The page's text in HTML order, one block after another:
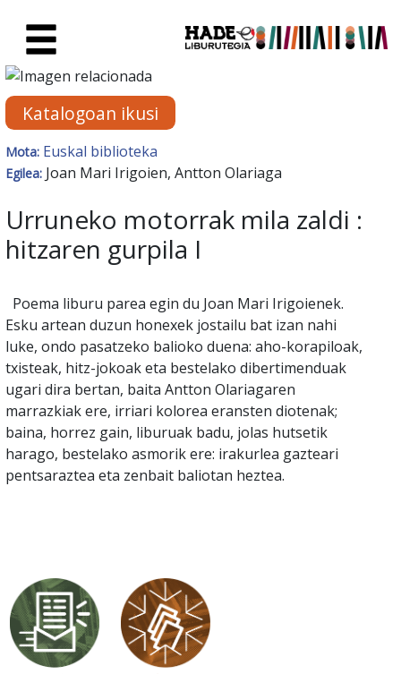
Eskuratu berriak Fitxa -
Katalogoan ikusi
Mota: Euskal biblioteka
Egilea: Joan Mari Irigoien, Antton Olariaga
Urruneko motorrak mila zaldi :
hitzaren gurpila I
Poema liburu parea egin du Joan Mari Irigoienek.
Esku artean duzun honexek jostailu bat izan nahi
luke, ondo pasatzeko balioko duena: aho-korapiloak,
txisteak, hitz-jokoak eta bestelako dibertimenduak
ugari dira bertan, baita Antton Olariagaren
marrazkiak ere, irriari kolorea eransten diotenak;
baina, horrez gain, liburuak badu, jolas hutsetik
harago, bestelako asmorik ere: irakurlea gazteari
pentsaraztea eta zenbait baliotan heztea.